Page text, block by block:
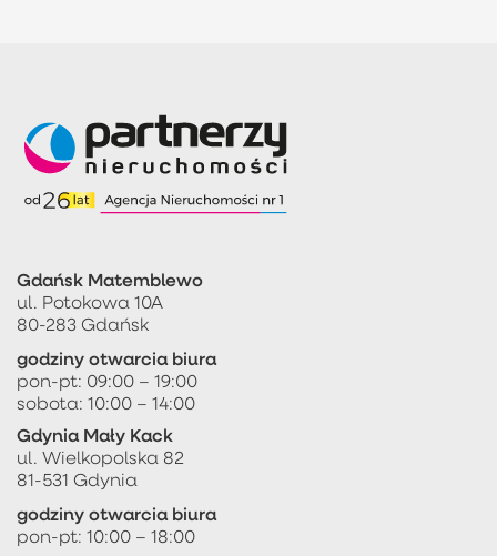
Gdańsk Matemblewo
ul. Potokowa 10A
80-283 Gdańsk
godziny otwarcia biura
pon-pt: 09:00 – 19:00
sobota: 10:00 – 14:00
Gdynia Mały Kack
ul. Wielkopolska 82
81-531 Gdynia
godziny otwarcia biura
pon-pt: 10:00 – 18:00